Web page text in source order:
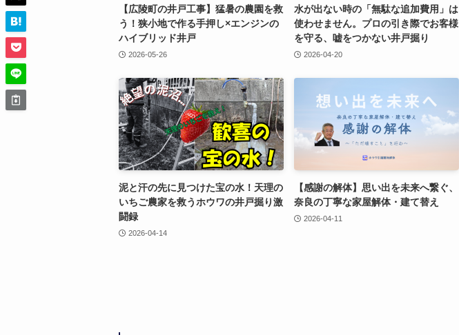
【広陵町の井戸工事】猛暑の農園を救
う！狭小地で作る手押し×エンジンの
ハイブリッド井戸
2026-05-26
水が出ない時の「無駄な追加費用」は
使わせません。プロの引き際でお客様
を守る、嘘をつかない井戸掘り
2026-04-20
泥と汗の先に見つけた宝の水！天理の
いちご農家を救うホウワの井戸掘り激
闘録
2026-04-14
【感謝の解体】思い出を未来へ繋ぐ、
奈良の丁寧な家屋解体・建て替え
2026-04-11